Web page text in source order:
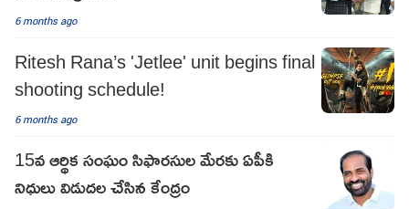
6 months ago
Ritesh Rana’s 'Jetlee' unit begins final
shooting schedule!
6 months ago
15వ ఆర్థిక సంఘం సిఫారసుల మేరకు ఏపీకి
నిధులు విడుదల చేసిన కేంద్రం